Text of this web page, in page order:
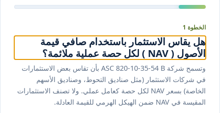
الخطوة 1
هل يقاس الاستثمار باستخدام صافي قيمة
الأصول ( NAV ) لكل حصة عملية ملائمة؟
وتسمح شركة ASC 820-10-35-54 B بأن تقاس بعض الاستثمارات
في شركات الاستثمار (مثل صناديق التحوط، وصناديق الأسهم
الخاصة) بسعر NAV لكل حصة كعامل عملي. ولا تصنف الاستثمارات
المقيسة في NAV ضمن الهيكل الهرمي للقيمة العادلة.